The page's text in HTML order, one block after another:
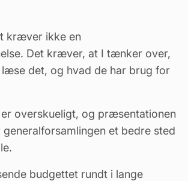
kræver ikke en
Det kræver, at I tænker over,
det, og hvad de har brug for
overskueligt, og præsentationen
et bedre sted
budgettet rundt i lange